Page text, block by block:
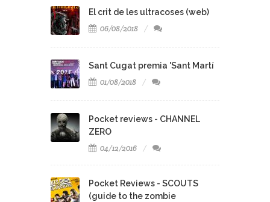
El crit de les ultracoses (web)
06/08/2018
Sant Cugat premia 'Sant Martí
01/08/2018
Pocket reviews - CHANNEL
ZERO
04/12/2016
Pocket Reviews - SCOUTS
(guide to the zombie